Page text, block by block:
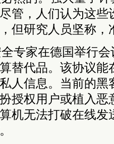
管，人们认为这些
但研究人员坚称，
专家在德国举行
替代品。该协议能
人信息。当前的黑
授权用户或植入恶
机无法打破在线